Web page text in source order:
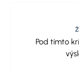
Pod tímto